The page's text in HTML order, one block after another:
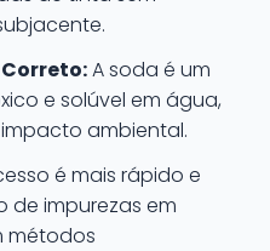
A soda é um
e solúvel em água,
ambiental.
é mais rápido e
de impurezas em
métodos